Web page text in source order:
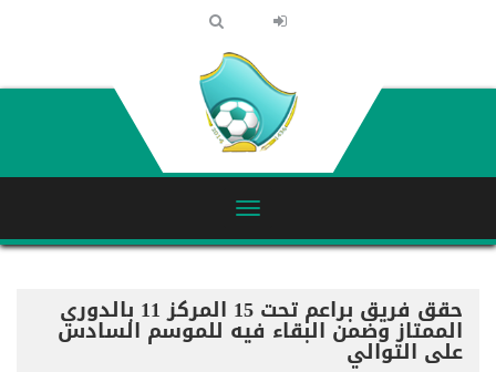
حقق فريق براعم تحت 15 المركز 11 بالدوري
الممتاز وضمن البقاء فيه للموسم السادس
على التوالي